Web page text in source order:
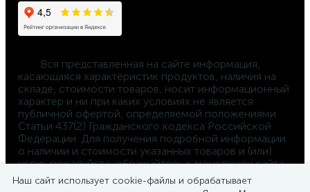
касающаяся характеристик продуктов, наличия на
складе, стоимости товаров, носит информационный
характер и ни при каких условиях не является
публичной офертой, определяемой положениями
Статьи 437(2) Гражданского кодекса Российской
Федерации. Для получения подробной информации
о наличии и стоимости указанных товаров и (или)
услуг, пожалуйста, обращайтесь к менеджеру сайта
по телефону
8-800-550-4-660
Наш сайт использует cookie-файлы и обрабатывает